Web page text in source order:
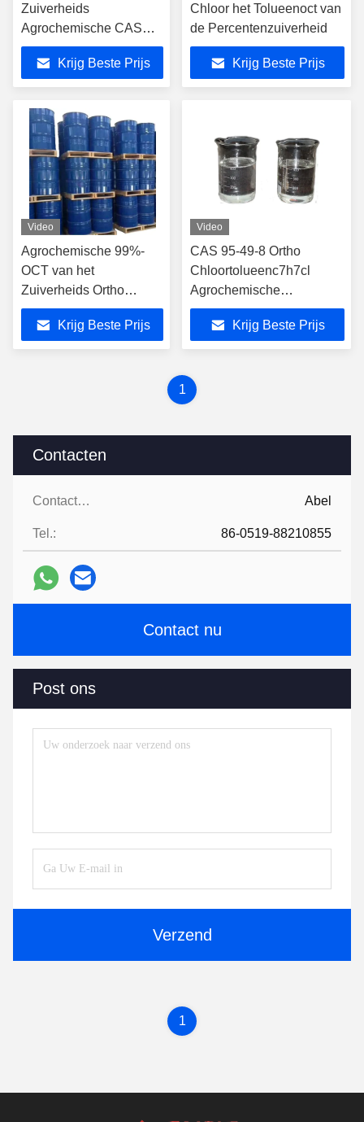
Contacten
Contacten: Abel
Tel.: 86-0519-88210855
Contact nu
Post ons
Verzend
Zuiverheids
Agrochemische CAS
95-49-8 o-Chlorotoluene
Krijg Beste Prijs
Chloor het Tolueenoct van
de Percentenzuiverheid
Krijg Beste Prijs
Video
Agrochemische 99%-
OCT van het
Zuiverheids Ortho
Chloortolueen voor
Organische Synthese
Krijg Beste Prijs
Video
CAS 95-49-8 Ortho
Chloortolueenc7h7cl
Agrochemische
Tussenpersonen
Krijg Beste Prijs
1
1